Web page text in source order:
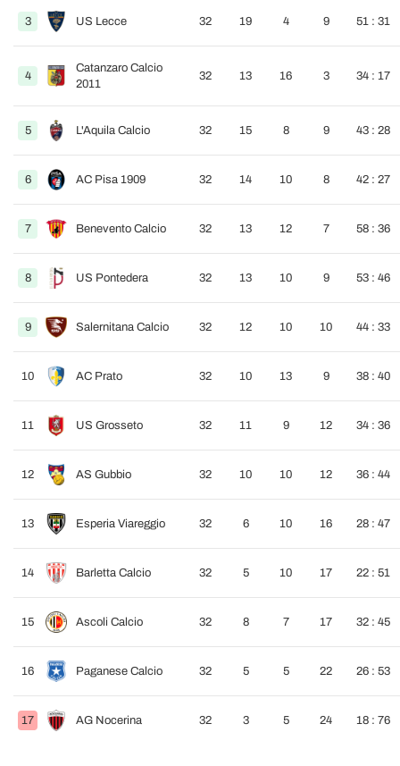
3 US Lecce 32 19 4 9 51 : 31
4
Catanzaro Calcio
2011
32 13 16 3 34 : 17
5 L'Aquila Calcio 32 15 8 9 43 : 28
6 AC Pisa 1909 32 14 10 8 42 : 27
7 Benevento Calcio 32 13 12 7 58 : 36
8 US Pontedera 32 13 10 9 53 : 46
9 Salernitana Calcio 32 12 10 10 44 : 33
10 AC Prato 32 10 13 9 38 : 40
11 US Grosseto 32 11 9 12 34 : 36
12 AS Gubbio 32 10 10 12 36 : 44
13 Esperia Viareggio 32 6 10 16 28 : 47
14 Barletta Calcio 32 5 10 17 22 : 51
15 Ascoli Calcio 32 8 7 17 32 : 45
16 Paganese Calcio 32 5 5 22 26 : 53
17 AG Nocerina 32 3 5 24 18 : 76